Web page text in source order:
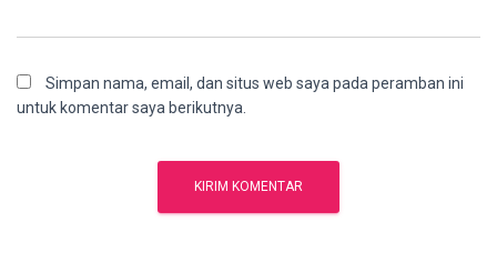
Simpan nama, email, dan situs web saya pada peramban ini
untuk komentar saya berikutnya.